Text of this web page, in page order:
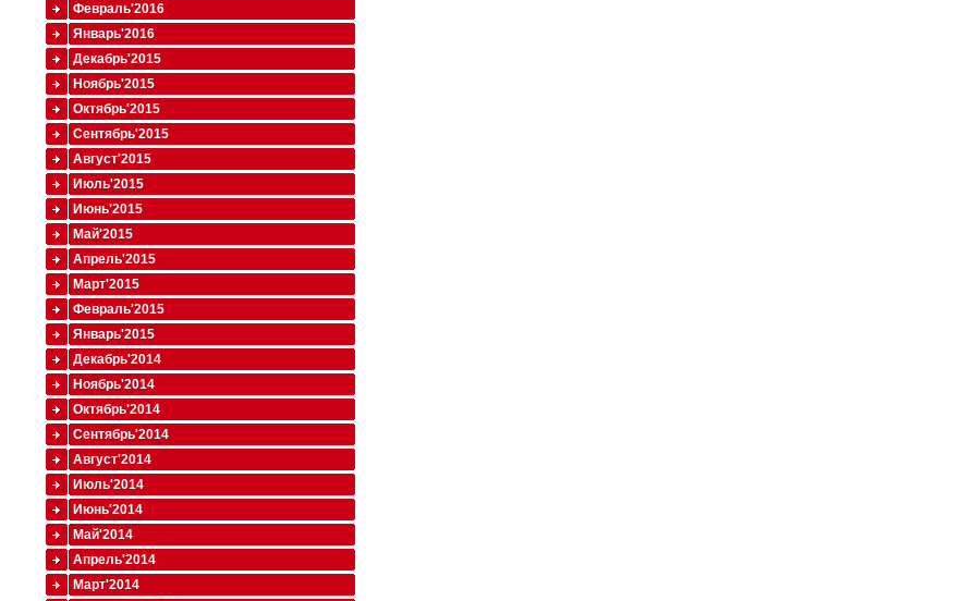
Февраль'2016
Январь'2016
Декабрь'2015
Ноябрь'2015
Октябрь'2015
Сентябрь'2015
Август'2015
Июль'2015
Июнь'2015
Май'2015
Апрель'2015
Март'2015
Февраль'2015
Январь'2015
Декабрь'2014
Ноябрь'2014
Октябрь'2014
Сентябрь'2014
Август'2014
Июль'2014
Июнь'2014
Май'2014
Апрель'2014
Март'2014